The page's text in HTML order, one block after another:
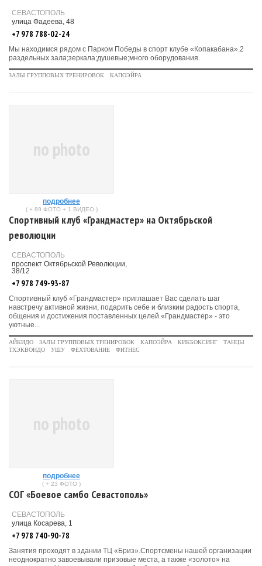
СЕВАСТОПОЛЬ
улица Фадеева, 48
+7 978 788-02-24
Мы находимся рядом с Парком Победы в спорт клубе «Копакабана».2
раздельных зала;зеркала;душевые;много оборудования.
ЗАЛЫ ГРУППОВЫХ ТРЕНИРОВОК КАПОЭЙРА
no photo
подробнее
( + 89 ФОТО + 1 ВИДЕО )
Спортивный клуб «Грандмастер» на Октябрьской
революции
СЕВАСТОПОЛЬ
проспект Октябрьской Революции,
38/12
+7 978 749-93-87
Спортивный клуб «Грандмастер» приглашает Вас сделать шаг
навстречу активной жизни, подарить себе и близким радость спорта,
общения и достижения поставленных целей.«Грандмастер» - это
уютные...
АЙКИДО ЗАЛЫ ГРУППОВЫХ ТРЕНИРОВОК КАПОЭЙРА КИКБОКСИНГ
ТАНЦЫ
ТХЭКВОНДО
УШУ ФЕХТОВАНИЕ ФИТНЕС
no photo
подробнее
( + 23 ФОТО )
СОГ «Боевое самбо Севастополь»
СЕВАСТОПОЛЬ
улица Косарева, 1
+7 978 740-90-78
Занятия проходят в здании ТЦ «Бриз».Спортсмены нашей организации
неоднократно завоевывали призовые места, а также «золото» на